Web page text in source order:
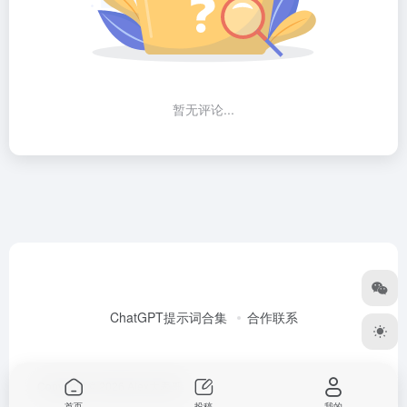
暂无评论...
ChatGPT提示词合集 合作联系
Copyright © 2026